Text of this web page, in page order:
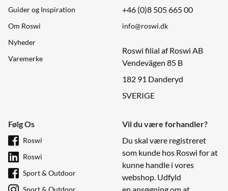
Guider og Inspiration
Om Roswi
Nyheder
Varemerke
+46 (0)8 505 665 00
info@roswi.dk
Roswi filial af Roswi AB
Vendevägen 85 B
182 91 Danderyd
SVERIGE
Følg Os
Roswi
Roswi
Sport & Outdoor
Sport & Outdoor
Vil du være forhandler?
Du skal være registreret
som kunde hos Roswi for at
kunne handle i vores
webshop. Udfyld